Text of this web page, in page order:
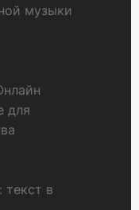
музыки
для
текст в